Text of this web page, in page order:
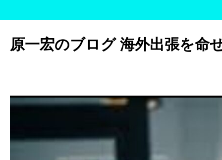
テ
ン
ッ
プ
原一宏のブログ 海外出張を命